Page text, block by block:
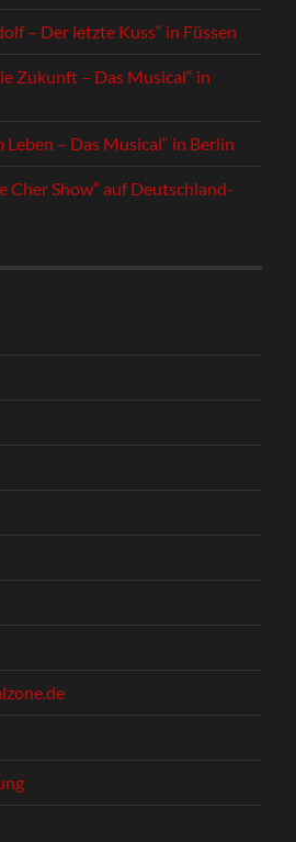
– Der letzte Kuss“ in Füssen
Zukunft – Das Musical“ in
– Das Musical“ in Berlin
Cher Show“ auf Deutschland-